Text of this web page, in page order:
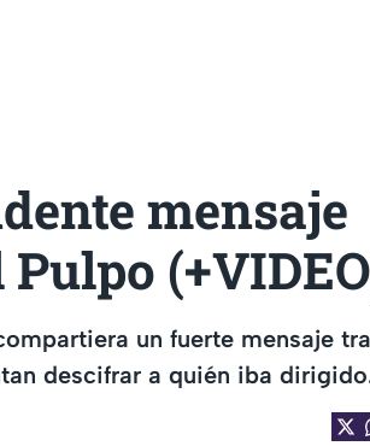
mensaje
un fuerte mensaje
descifrar a quién iba